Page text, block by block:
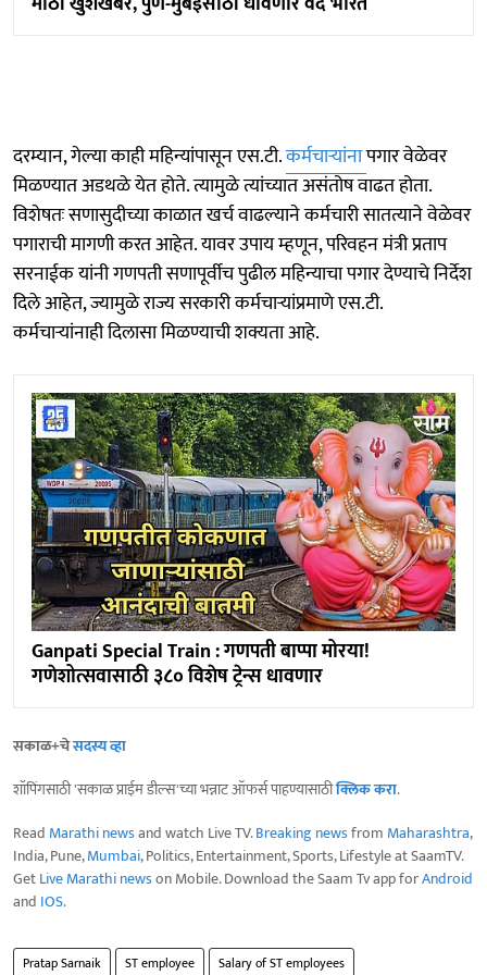
दरम्यान, गेल्या काही महिन्यांपासून एस.टी.कर्मचाऱ्यांनापगार वेळेवर
मिळण्यात अडथळे येत होते. त्यामुळे त्यांच्यात असंतोष वाढत होता.
विशेषतः सणासुदीच्या काळात खर्च वाढल्याने कर्मचारी सातत्याने वेळेवर
पगाराची मागणी करत आहेत. यावर उपाय म्हणून, परिवहन मंत्री प्रताप
सरनाईक यांनी गणपती सणापूर्वीच पुढील महिन्याचा पगार देण्याचे निर्देश
दिले आहेत, ज्यामुळे राज्य सरकारी कर्मचाऱ्यांप्रमाणे एस.टी.
कर्मचाऱ्यांनाही दिलासा मिळण्याची शक्यता आहे.
Ganpati Special Train : गणपती बाप्पा मोरया!
गणेशोत्सवासाठी ३८० विशेष ट्रेन्स धावणार
सकाळ+चेसदस्य व्हा
शॉपिंगसाठी 'सकाळ प्राईम डील्स'च्या भन्नाट ऑफर्स पाहण्यासाठीक्लिक करा.
Read Marathi newsand watch Live TV.Breaking newsfrom Maharashtra,
India, Pune,Mumbai, Politics, Entertainment, Sports, Lifestyle at SaamTV.
GetLive Marathi newson Mobile. Download the Saam Tv app forAndroid
and IOS.
Pratap Sarnaik ST employee
Salary of ST employees